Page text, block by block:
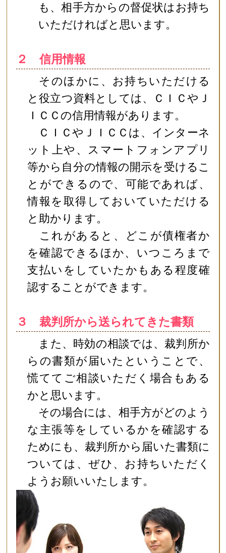
も、相手方からの督促状はお持ち
いただければと思います。
２ 信用情報
そのほかに、お持ちいただける
と役立つ資料としては、ＣＩＣやＪ
ＩＣＣの信用情報があります。
ＣＩＣやＪＩＣＣは、インターネ
ット上や、スマートフォンアプリ
等から自分の情報の開示を受けるこ
とができるので、可能であれば、
情報を取得しておいていただける
と助かります。
これがあると、どこが債権者か
を確認できるほか、いつころまで
支払いをしていたかもある程度確
認することができます。
３ 裁判所から送られてきた書類
また、時効の相談では、裁判所か
らの書類が届いたということで、
慌ててご相談いただく場合もある
かと思います。
その場合には、相手方がどのよう
な主張等をしているかを確認する
ためにも、裁判所から届いた書類に
ついては、ぜひ、お持ちいただく
ようお願いいたします。